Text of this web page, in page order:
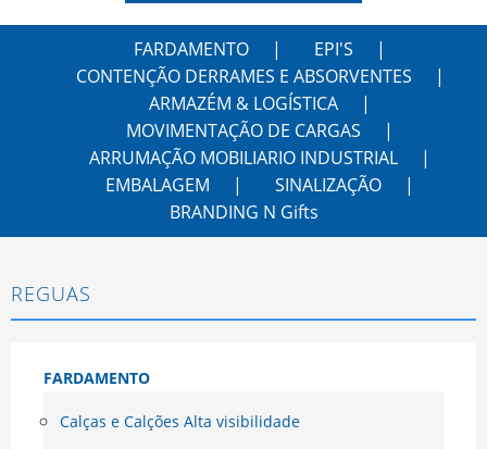
FARDAMENTO
EPI'S
CONTENÇÃO DERRAMES E ABSORVENTES
ARMAZÉM & LOGÍSTICA
MOVIMENTAÇÃO DE CARGAS
ARRUMAÇÃO MOBILIARIO INDUSTRIAL
EMBALAGEM
SINALIZAÇÃO
BRANDING N Gifts
REGUAS
FARDAMENTO
Calças e Calções Alta visibilidade